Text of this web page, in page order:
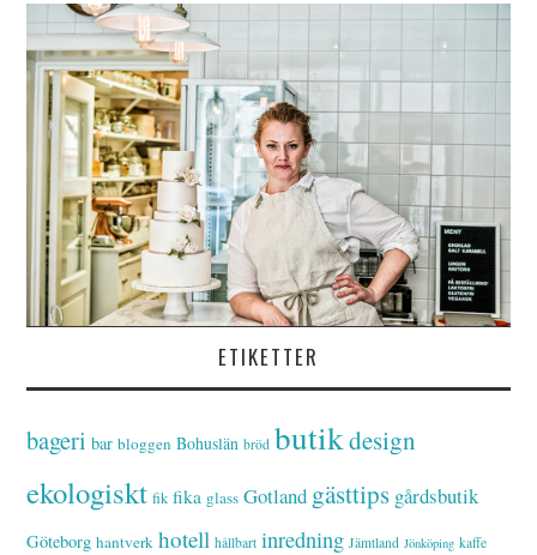
ETIKETTER
bageri bar bloggen Bohuslän bröd butikdesign
ekologiskt fik fika glass Gotland gästtips gårdsbutik
Göteborg hantverk hotell hållbart inredning Jämtland Jönköping kaffe